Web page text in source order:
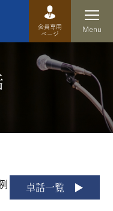
卓話一覧